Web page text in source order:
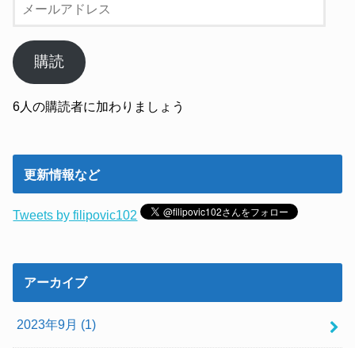
ア
ド
ス
購読
6人の購読者に加わりましょう
更新情報など
Tweets by filipovic102
アーカイブ
2023年9月 (1)